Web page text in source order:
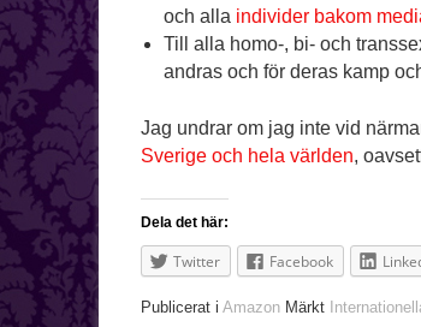
och alla individer bakom
Till alla homo-, bi- och
andras och för deras kamp
Jag undrar om jag inte vid
Sverige och hela världen,
Dela det här:
Twitter Facebook
Publicerat i Amazon Märkt